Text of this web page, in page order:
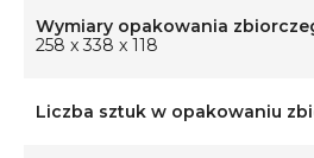
Wymiary opakowania
258 x 338 x 118
Liczba sztuk w opakowaniu